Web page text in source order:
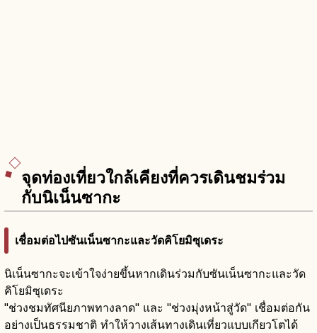
จุดท่องเที่ยวใกล้เคียงที่ควรเดินชมร่วม
กับนิเน็นซากะ
เชื่อมต่อไปซันเน็นซากะและวัดคิโยมิซุเดระ
นิเน็นซากะจะเข้าใจง่ายขึ้นหากเดินร่วมกับซันเน็นซากะและวัด
คิโยมิซุเดระ
"ช่วงชมทัศนียภาพทางลาด" และ "ช่วงมุ่งหน้าสู่วัด" เชื่อมต่อกัน
อย่างเป็นธรรมชาติ ทำให้วางเส้นทางเดินเที่ยวแบบเกียวโตได้